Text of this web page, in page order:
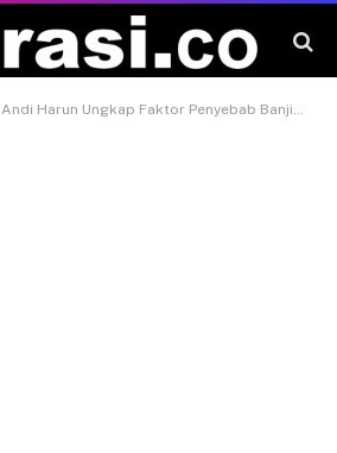
Andi Harun Ungkap Faktor Penyebab Banjir di Samarinda